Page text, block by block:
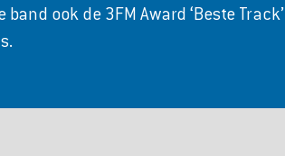
ook de 3FM Award ‘Beste